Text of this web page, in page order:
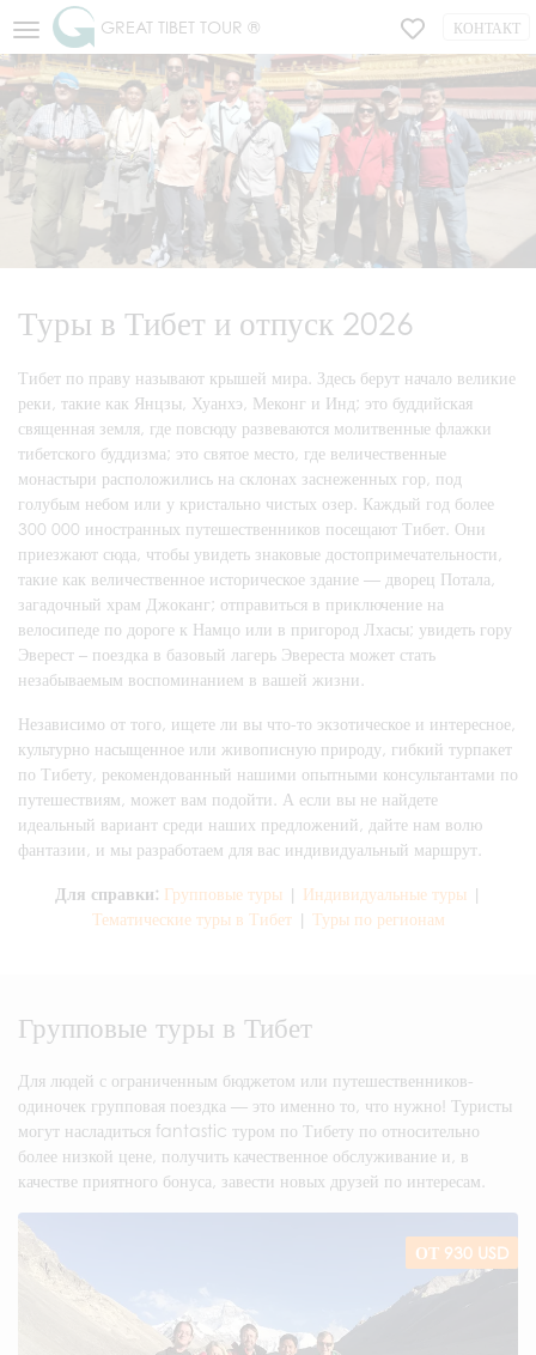
GREAT TIBET TOUR ® КОНТАКТ
Туры в Тибет и отпуск 2026
Тибет по праву называют крышей мира. Здесь берут начало великие
реки, такие как Янцзы, Хуанхэ, Меконг и Инд; это буддийская
священная земля, где повсюду развеваются молитвенные флажки
тибетского буддизма; это святое место, где величественные
монастыри расположились на склонах заснеженных гор, под
голубым небом или у кристально чистых озер. Каждый год более
300 000 иностранных путешественников посещают Тибет. Они
приезжают сюда, чтобы увидеть знаковые достопримечательности,
такие как величественное историческое здание — дворец Потала,
загадочный храм Джоканг; отправиться в приключение на
велосипеде по дороге к Намцо или в пригород Лхасы; увидеть гору
Эверест – поездка в базовый лагерь Эвереста может стать
незабываемым воспоминанием в вашей жизни.
Независимо от того, ищете ли вы что-то экзотическое и интересное,
культурно насыщенное или живописную природу, гибкий турпакет
по Тибету, рекомендованный нашими опытными консультантами по
путешествиям, может вам подойти. А если вы не найдете
идеальный вариант среди наших предложений, дайте нам волю
фантазии, и мы разработаем для вас индивидуальный маршрут.
Для справки: Групповые туры| Индивидуальные туры|
Тематические туры в Тибет| Туры по регионам
Групповые туры в Тибет
Для людей с ограниченным бюджетом или путешественников-
одиночек групповая поездка — это именно то, что нужно! Туристы
могут насладиться fantastic туром по Тибету по относительно
более низкой цене, получить качественное обслуживание и, в
качестве приятного бонуса, завести новых друзей по интересам.
ОТ 930 USD